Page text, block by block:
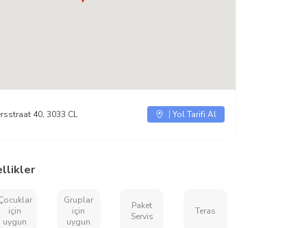
40, 3033 CL Yol Tarifi Al
için
uygun
Gruplar
için
uygun
Paket
Servis
Teras